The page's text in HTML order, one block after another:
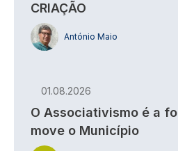
CRIAÇÃO
António Maio
01.08.2026
O Associativismo é a
move o Município